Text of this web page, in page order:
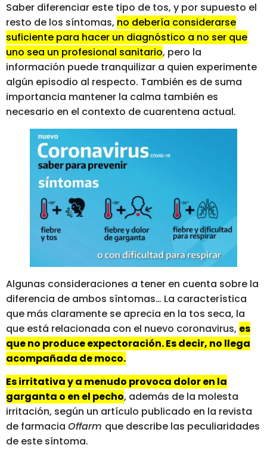
Saber diferenciar este tipo de tos, y por supuesto el
resto de los síntomas, no debería considerarse
suficiente para hacer un diagnóstico a no ser que
uno sea un profesional sanitario, pero la
información puede tranquilizar a quien experimente
algún episodio al respecto. También es de suma
importancia mantener la calma también es
necesario en el contexto de cuarentena actual.
Algunas consideraciones a tener en cuenta sobre la
diferencia de ambos síntomas… La característica
que más claramente se aprecia en la tos seca, la
que está relacionada con el nuevo coronavirus, es
que no produce expectoración. Es decir, no llega
acompañada de moco.
Es irritativa y a menudo provoca dolor en la
garganta o en el pecho, además de la molesta
irritación, según un artículo publicado en la revista
de farmacia Offarm que describe las peculiaridades
de este síntoma.